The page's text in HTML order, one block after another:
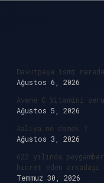
Davutpaşa ismi
Ağustos 6, 2026
Avene C Vitamini
Ağustos 5, 2026
Aaliya ne demek ?
Ağustos 3, 2026
622 yılında
hicret eden
Temmuz 30, 2026